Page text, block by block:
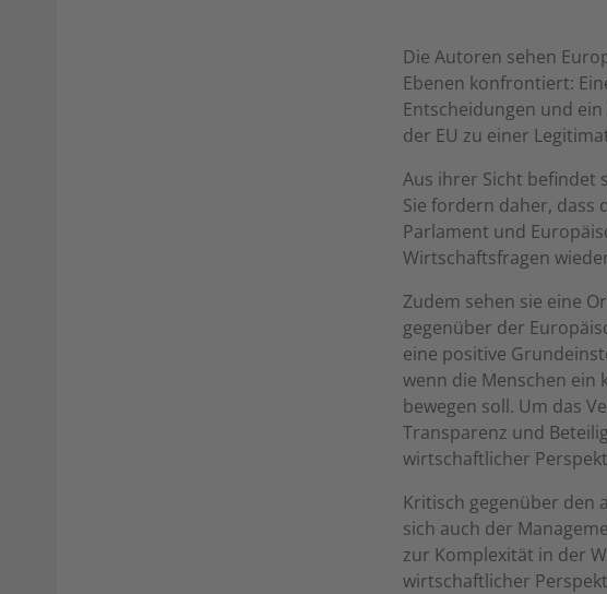
Die Autoren sehen
Ebenen konfrontiert:
Entscheidungen und
der EU zu einer
Aus ihrer Sicht befindet
Sie fordern daher, dass
Parlament und
Wirtschaftsfragen
Zudem sehen sie eine
gegenüber der
eine positive
wenn die Menschen ein
bewegen soll. Um das
Transparenz und
wirtschaftlicher
Kritisch gegenüber den
sich auch der
zur Komplexität in der
wirtschaftlicher